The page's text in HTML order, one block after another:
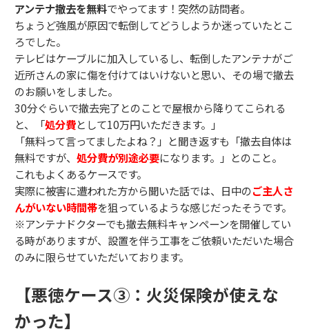
アンテナ撤去を無料でやってます！突然の訪問者。
ちょうど強風が原因で転倒してどうしようか迷っていたとこ
ろでした。
テレビはケーブルに加入しているし、転倒したアンテナがご
近所さんの家に傷を付けてはいけないと思い、その場で撤去
のお願いをしました。
30分ぐらいで撤去完了とのことで屋根から降りてこられる
と、「処分費として10万円いただきます。」
「無料って言ってましたよね？」と聞き返すも「撤去自体は
無料ですが、 処分費が別途必要になります。」とのこと。
これもよくあるケースです。
実際に被害に遭われた方から聞いた話では、日中のご主人さ
んがいない時間帯を狙っているような感じだったそうです。
※アンテナドクターでも撤去無料キャンペーンを開催してい
る時がありますが、設置を伴う工事をご依頼いただいた場合
のみに限らせていただいております。
【悪徳ケース③：火災保険が使えな
かった】